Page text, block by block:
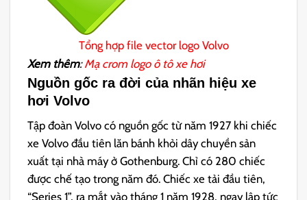
Tổng hợp file vector logo Volvo
Xem thêm: Mạ crom logo ô tô xe hơi
Nguồn gốc ra đời của nhãn hiệu xe
hơi Volvo
Tập đoàn Volvo có nguồn gốc từ năm 1927 khi chiếc
xe Volvo đầu tiên lăn bánh khỏi dây chuyền sản
xuất tại nhà máy ở Gothenburg. Chỉ có 280 chiếc
được chế tạo trong năm đó. Chiếc xe tải đầu tiên,
“Series 1”, ra mắt vào tháng 1 năm 1928, ngay lập tức